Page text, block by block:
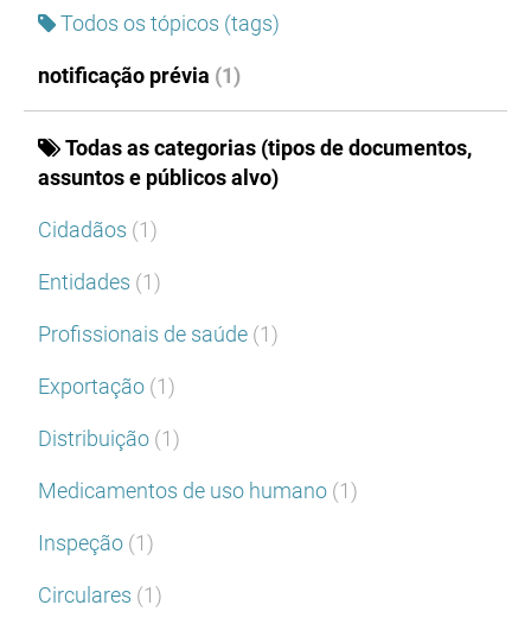
Todos os tópicos (tags)
notificação prévia (1)
Todas as categorias (tipos de documentos,
assuntos e públicos alvo)
Cidadãos (1)
Entidades (1)
Profissionais de saúde (1)
Exportação (1)
Distribuição (1)
Medicamentos de uso humano (1)
Inspeção (1)
Circulares (1)